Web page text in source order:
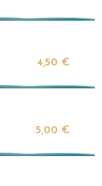
4,50 €
5,00 €